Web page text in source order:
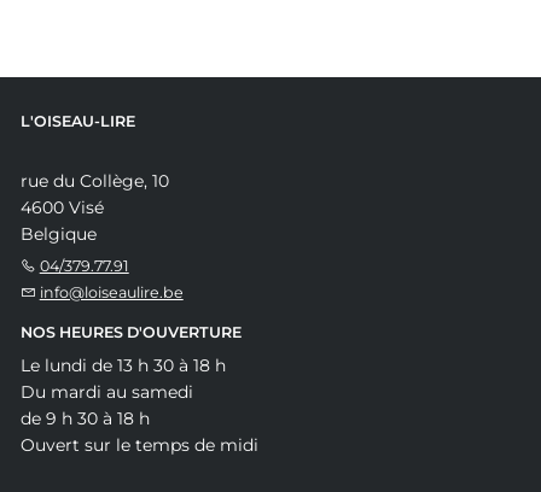
L'OISEAU-LIRE
rue du Collège, 10
4600 Visé
Belgique
04/379.77.91
info@loiseaulire.be
NOS HEURES D'OUVERTURE
Le lundi de 13 h 30 à 18 h
Du mardi au samedi
de 9 h 30 à 18 h
Ouvert sur le temps de midi